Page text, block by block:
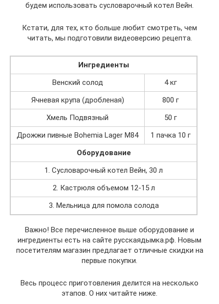
будем использовать сусловарочный котел Вейн.
Кстати, для тех, кто больше любит смотреть, чем
читать, мы подготовили видеоверсию рецепта.
Ингредиенты
Венский солод
4 кг
Ячневая крупа (дробленая)
800 г
Хмель Подвязный
50 г
Дрожжи пивные Bohemia Lager M84
1 пачка 10 г
Оборудование
1. Сусловарочный котел Вейн, 30 л
2. Кастрюля объемом 12-15 л
3. Мельница для помола солода
Важно! Все перечисленное выше оборудование и
ингредиенты есть на сайте русскаядымка.рф. Новым
посетителям магазин предлагает отличные скидки на
первые покупки.
Весь процесс приготовления делится на несколько
этапов. О них читайте ниже.